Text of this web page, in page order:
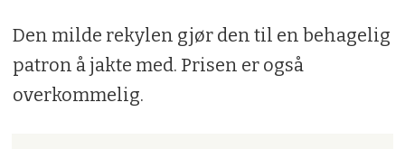
Den milde rekylen gjør den til en behagelig
patron å jakte med. Prisen er også
overkommelig.